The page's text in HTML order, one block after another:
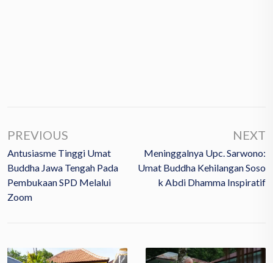
PREVIOUS
Antusiasme Tinggi Umat
Buddha Jawa Tengah Pada
Pembukaan SPD Melalui
Zoom
NEXT
Meninggalnya Upc. Sarwono:
Umat Buddha Kehilangan Soso
K Abdi Dhamma Inspiratif